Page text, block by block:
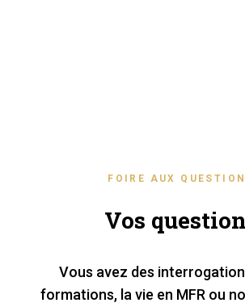
FOIRE AUX
Vos
Vous avez des
formations, la vie en MFR ou